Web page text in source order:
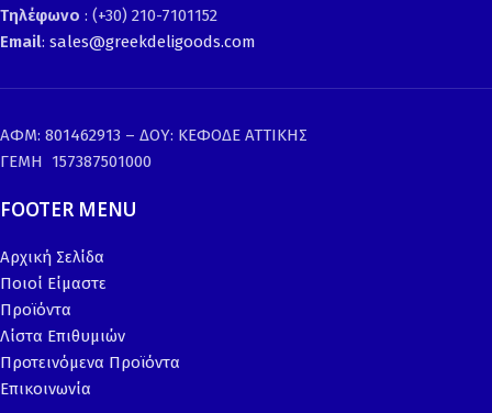
Τηλέφωνο : (+30) 210-7101152
Email: sales@greekdeligoods.com
ΑΦΜ: 801462913 – ΔΟΥ: ΚΕΦΟΔΕ ΑΤΤΙΚΗΣ
ΓΕΜΗ 157387501000
FOOTER MENU
Αρχική Σελίδα
Ποιοί Είμαστε
Προϊόντα
Λίστα Επιθυμιών
Προτεινόμενα Προϊόντα
Επικοινωνία